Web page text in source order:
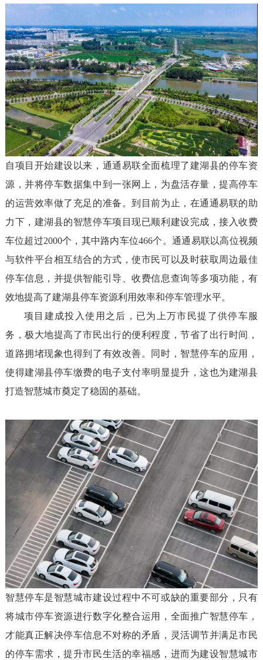
自项目开始建设以来，通通易联全面梳理了建湖县的停车资
源，并将停车数据集中到一张网上，为盘活存量，提高停车
的运营效率做了充足的准备。到目前为止，在通通易联的助
力下，建湖县的智慧停车项目现已顺利建设完成，接入收费
车位超过2000个，其中路内车位466个。通通易联以高位视频
与软件平台相互结合的方式，使市民可以及时获取周边最佳
停车信息，并提供智能引导、收费信息查询等多项功能，有
效地提高了建湖县停车资源利用效率和停车管理水平。
项目建成投入使用之后，已为上万市民提了供停车服
务，极大地提高了市民出行的便利程度，节省了出行时间，
道路拥堵现象也得到了有效改善。同时，智慧停车的应用，
使得建湖县停车缴费的电子支付率明显提升，这也为建湖县
打造智慧城市奠定了稳固的基础。
智慧停车是智慧城市建设过程中不可或缺的重要部分，只有
将城市停车资源进行数字化整合运用，全面推广智慧停车，
才能真正解决停车信息不对称的矛盾，灵活调节并满足市民
的停车需求，提升市民生活的幸福感，进而为建设智慧城市